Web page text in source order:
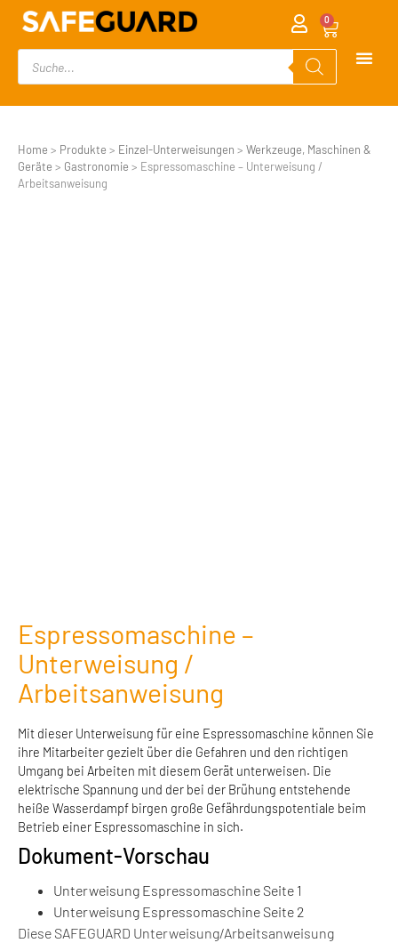
0
Home > Produkte > Einzel-Unterweisungen > Werkzeuge, Maschinen &
Geräte > Gastronomie > Espressomaschine – Unterweisung /
Arbeitsanweisung
Espressomaschine –
Unterweisung /
Arbeitsanweisung
Mit dieser Unterweisung für eine Espressomaschine können Sie
ihre Mitarbeiter gezielt über die Gefahren und den richtigen
Umgang bei Arbeiten mit diesem Gerät unterweisen. Die
elektrische Spannung und der bei der Brühung entstehende
heiße Wasserdampf birgen große Gefährdungspotentiale beim
Betrieb einer Espressomaschine in sich.
Dokument-Vorschau
Unterweisung Espressomaschine Seite 1
Unterweisung Espressomaschine Seite 2
Diese SAFEGUARD Unterweisung/Arbeitsanweisung